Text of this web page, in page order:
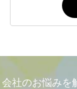
会社のお悩みを